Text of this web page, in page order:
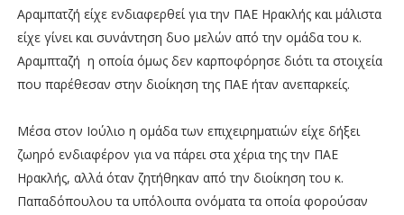
Αραμπατζή είχε ενδιαφερθεί για την ΠΑΕ Ηρακλής και μάλιστα
είχε γίνει και συνάντηση δυο μελών από την ομάδα του κ.
Αραμπταζή η οποία όμως δεν καρποφόρησε διότι τα στοιχεία
που παρέθεσαν στην διοίκηση της ΠΑΕ ήταν ανεπαρκείς.
Μέσα στον Ιούλιο η ομάδα των επιχειρηματιών είχε δήξει
ζωηρό ενδιαφέρον για να πάρει στα χέρια της την ΠΑΕ
Ηρακλής, αλλά όταν ζητήθηκαν από την διοίκηση του κ.
Παπαδόπουλου τα υπόλοιπα ονόματα τα οποία φορούσαν